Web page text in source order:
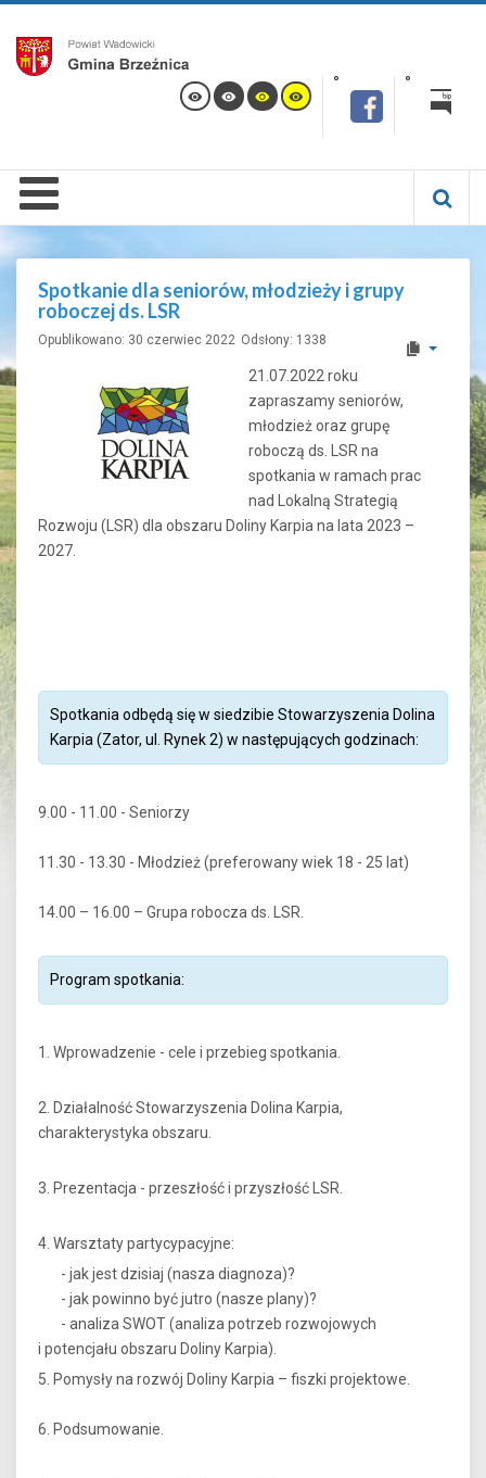
Spotkanie dla seniorów, młodzieży i grupy
roboczej ds. LSR
Opublikowano: 30 czerwiec 2022 Odsłony: 1338
21.07.2022 roku
zapraszamy seniorów,
młodzież oraz grupę
roboczą ds. LSR na
spotkania w ramach prac
nad Lokalną Strategią
Rozwoju (LSR) dla obszaru Doliny Karpia na lata 2023 –
2027.
Spotkania odbędą się w siedzibie Stowarzyszenia Dolina
Karpia (Zator, ul. Rynek 2) w następujących godzinach:
9.00 - 11.00 - Seniorzy
11.30 - 13.30 - Młodzież (preferowany wiek 18 - 25 lat)
14.00 – 16.00 – Grupa robocza ds. LSR.
Program spotkania:
1. Wprowadzenie - cele i przebieg spotkania.
2. Działalność Stowarzyszenia Dolina Karpia,
charakterystyka obszaru.
3. Prezentacja - przeszłość i przyszłość LSR.
4. Warsztaty partycypacyjne:
- jak jest dzisiaj (nasza diagnoza)?
- jak powinno być jutro (nasze plany)?
- analiza SWOT (analiza potrzeb rozwojowych
i potencjału obszaru Doliny Karpia).
5. Pomysły na rozwój Doliny Karpia – fiszki projektowe.
6. Podsumowanie.